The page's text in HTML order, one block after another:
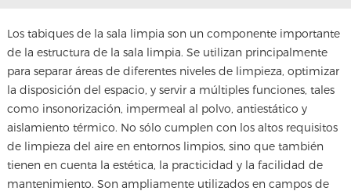
contacto
con
nosotros
Los tabiques de la sala limpia son un componente importante
de la estructura de la sala limpia. Se utilizan principalmente
para separar áreas de diferentes niveles de limpieza, optimizar
la disposición del espacio, y servir a múltiples funciones, tales
como insonorización, impermeal al polvo, antiestático y
aislamiento térmico. No sólo cumplen con los altos requisitos
de limpieza del aire en entornos limpios, sino que también
tienen en cuenta la estética, la practicidad y la facilidad de
mantenimiento. Son ampliamente utilizados en campos de